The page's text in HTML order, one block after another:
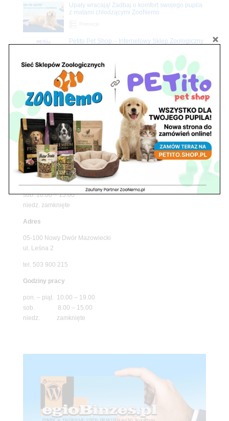
Upały wracają! Zadbaj o komfort swojego pupila
z matami chłodzącymi ZooNemo
Petito Pet Shop – Internetowy Sklep Zoologiczny
Znajdź nas
Adres
05-120 Legionowo
ul. Piłsudskiego 31,
pawilon 134
tel./fax. 22 784 71 96
Godziny pracy
pon. – piąt. 10.00 – 19.00
sob. 10.00 – 15.00
niedz. zamknięte
Adres
05-100 Nowy Dwór Mazowiecki
ul. Leśna 2
tel. 503 900 215
Godziny pracy
pon. – piąt. 10.00 – 19.00
sob. 8.00 – 15.00
niedz. zamknięte